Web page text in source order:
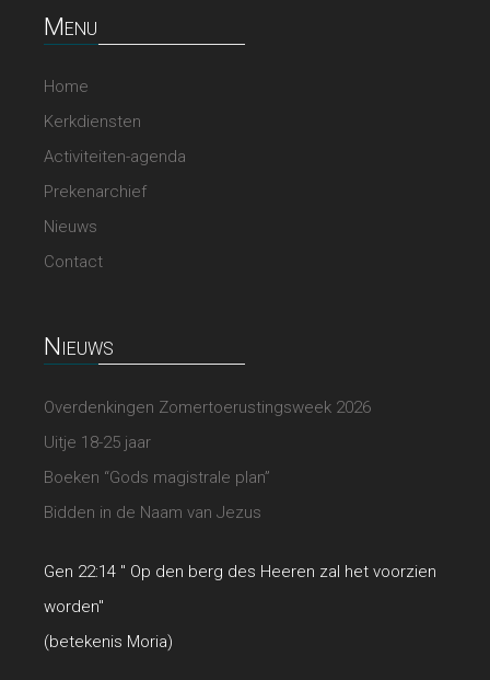
Menu
Home
Kerkdiensten
Activiteiten-agenda
Prekenarchief
Nieuws
Contact
Nieuws
Overdenkingen Zomertoerustingsweek 2026
Uitje 18-25 jaar
Boeken “Gods magistrale plan”
Bidden in de Naam van Jezus
Gen 22:14 " Op den berg des Heeren zal het voorzien
worden"
(betekenis Moria)